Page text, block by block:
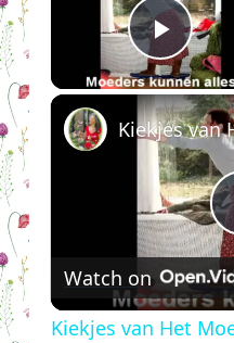
Play
Watch on
Kiekjes van Het